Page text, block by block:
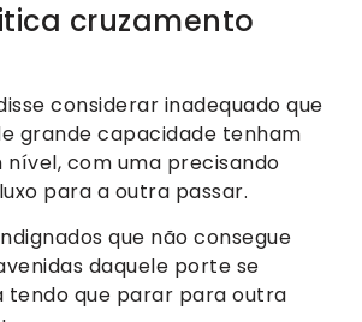
cruzamento
considerar inadequado que
grande capacidade tenham
com uma precisando
para a outra passar.
que não consegue
daquele porte se
tendo que parar para outra